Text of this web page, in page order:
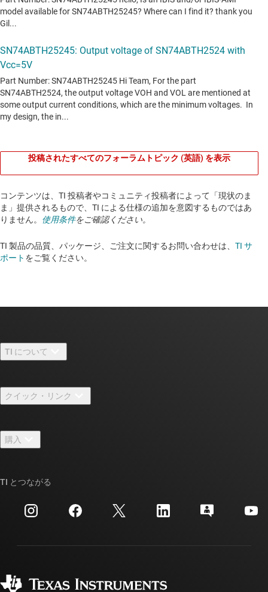
投稿されたすべてのフォーラムトピック (英語) を表示
コンテンツは、TI 投稿者やコミュニティ投稿者によって「現状のま
ま」提供されるもので、TI による仕様の追加を意図するものではあ
りません。 使用条件をご確認ください。
TI 製品の品質、パッケージ、ご注文に関するお問い合わせは、 TI サ
ポート をご覧ください。​​​​​​​​​​​​​​
TI について
採用情報
ニュース
イベント
投資家向け情報
クイック・リンク
TI E2E™ 設計サポート・フォーラム
クロスリファレンス検索
カスタマー・サポート・センター
myTI アカウントの FAQ
購入
ご注文に関する FAQ
TI とつながる